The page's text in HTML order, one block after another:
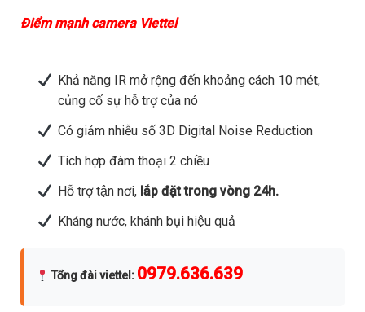
Điểm mạnh camera Viettel
Khả năng IR mở rộng đến khoảng cách 10 mét,
củng cố sự hỗ trợ của nó
Có giảm nhiễu số 3D Digital Noise Reduction
Tích hợp đàm thoại 2 chiều
Hỗ trợ tận nơi,lắp đặt trong vòng 24h.
Kháng nước, khánh bụi hiệu quả
Tổng đài viettel : 0979.636.639